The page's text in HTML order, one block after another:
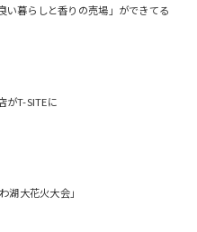
い暮らしと香りの売場」ができてる
がT-SITEに
湖大花火大会」